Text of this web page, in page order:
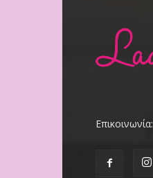
Επικοινωνία: